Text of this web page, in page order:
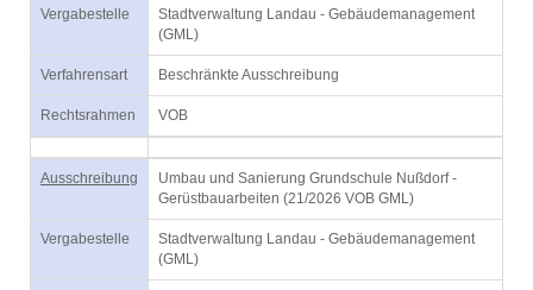
Vergabestelle
Stadtverwaltung Landau - Gebäudemanagement
(GML)
Verfahrensart Beschränkte Ausschreibung
Rechtsrahmen VOB
Ausschreibung
Umbau und Sanierung Grundschule Nußdorf -
Gerüstbauarbeiten (21/2026 VOB GML)
Vergabestelle
Stadtverwaltung Landau - Gebäudemanagement
(GML)